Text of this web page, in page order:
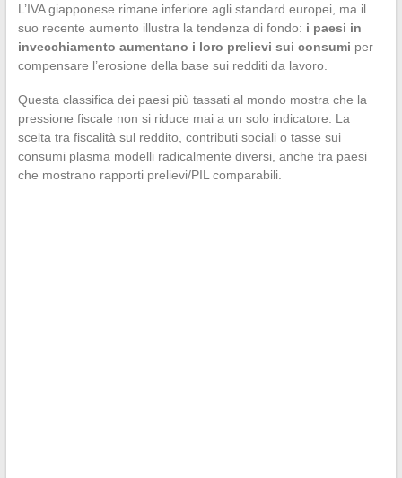
L’IVA giapponese rimane inferiore agli standard europei, ma il
suo recente aumento illustra la tendenza di fondo: i paesi in
invecchiamento aumentano i loro prelievi sui consumi per
compensare l’erosione della base sui redditi da lavoro.
Questa classifica dei paesi più tassati al mondo mostra che la
pressione fiscale non si riduce mai a un solo indicatore. La
scelta tra fiscalità sul reddito, contributi sociali o tasse sui
consumi plasma modelli radicalmente diversi, anche tra paesi
che mostrano rapporti prelievi/PIL comparabili.